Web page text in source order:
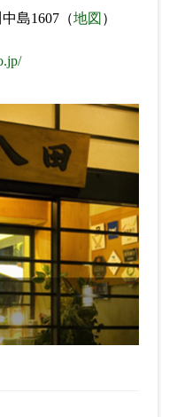
島1607（地図 ）